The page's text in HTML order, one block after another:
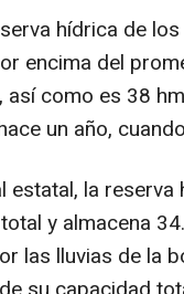
hídrica de
encima del
así como es 38
un año,
estatal, la
y almacena
las lluvias de la